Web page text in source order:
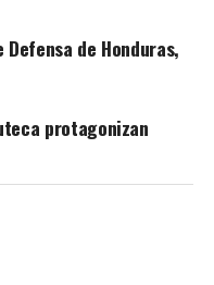
de Honduras,
protagonizan